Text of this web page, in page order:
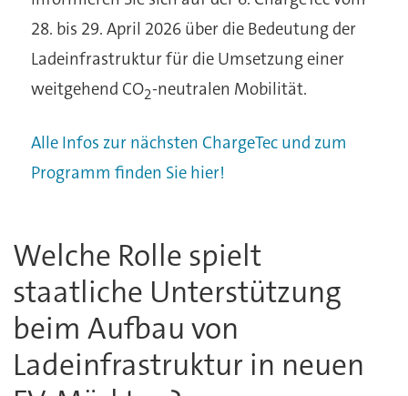
28. bis 29. April 2026 über die Bedeutung der
Ladeinfrastruktur für die Umsetzung einer
weitgehend CO2-neutralen Mobilität.
Alle Infos zur nächsten ChargeTec und zum
Programm finden Sie hier!
Welche Rolle spielt
staatliche Unterstützung
beim Aufbau von
Ladeinfrastruktur in neuen